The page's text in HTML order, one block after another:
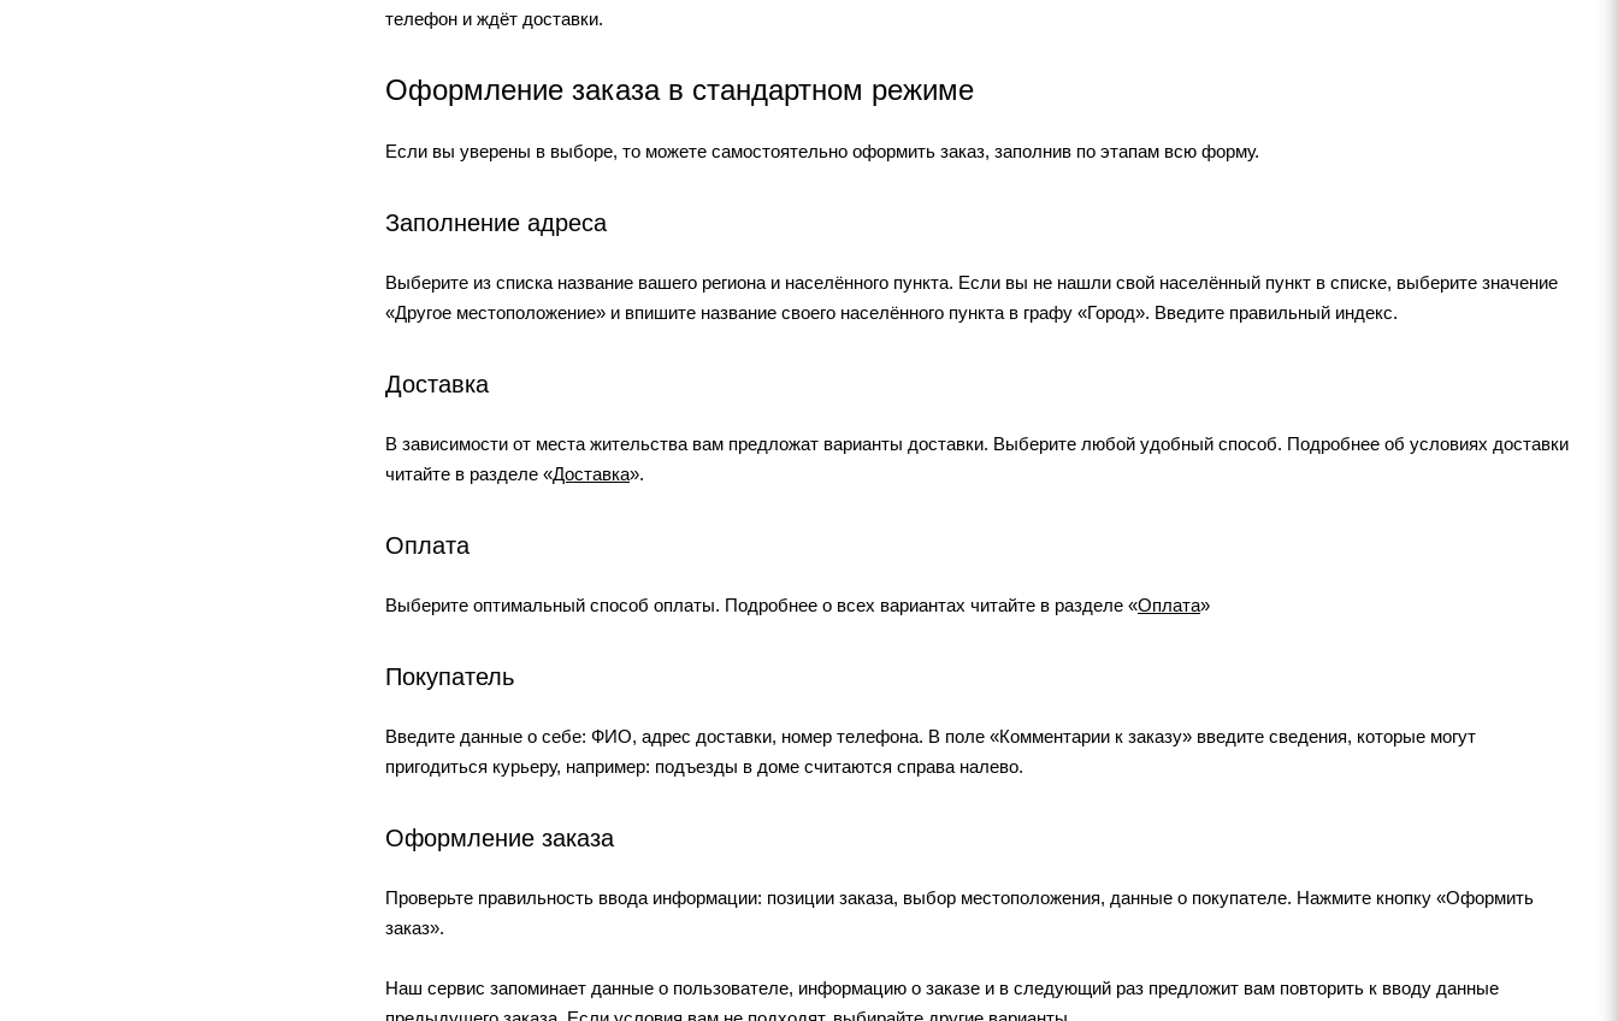
телефон и ждёт доставки.
Оформление заказа в стандартном режиме
Если вы уверены в выборе, то можете самостоятельно оформить заказ, заполнив по этапам всю форму.
Заполнение адреса
Выберите из списка название вашего региона и населённого пункта. Если вы не нашли свой населённый пункт в списке, выберите значение
«Другое местоположение» и впишите название своего населённого пункта в графу «Город». Введите правильный индекс.
Доставка
В зависимости от места жительства вам предложат варианты доставки. Выберите любой удобный способ. Подробнее об условиях доставки
читайте в разделе «Доставка».
Оплата
Выберите оптимальный способ оплаты. Подробнее о всех вариантах читайте в разделе «Оплата»
Покупатель
Введите данные о себе: ФИО, адрес доставки, номер телефона. В поле «Комментарии к заказу» введите сведения, которые могут
пригодиться курьеру, например: подъезды в доме считаются справа налево.
Оформление заказа
Проверьте правильность ввода информации: позиции заказа, выбор местоположения, данные о покупателе. Нажмите кнопку «Оформить
заказ».
Наш сервис запоминает данные о пользователе, информацию о заказе и в следующий раз предложит вам повторить к вводу данные